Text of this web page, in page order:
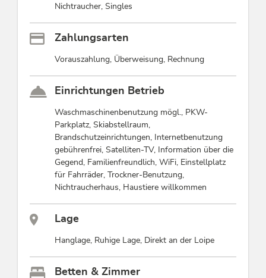
Nichtraucher, Singles
Zahlungsarten
Vorauszahlung, Überweisung, Rechnung
Einrichtungen Betrieb
Waschmaschinenbenutzung mögl., PKW-
Parkplatz, Skiabstellraum,
Brandschutzeinrichtungen, Internetbenutzung
gebührenfrei, Satelliten-TV, Information über die
Gegend, Familienfreundlich, WiFi, Einstellplatz
für Fahrräder, Trockner-Benutzung,
Nichtraucherhaus, Haustiere willkommen
Lage
Hanglage, Ruhige Lage, Direkt an der Loipe
Betten & Zimmer